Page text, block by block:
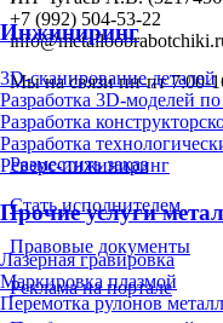
Инжиниринг
3D-сканирование деталей
Разработка 3D-моделей
Разработка
Разработка
Реверс-инжиниринг
Прочие услуги
Лазерная гравировка
Маркировка плазмой
Перемотка рулонов
+7 (992) 504-53-22
Мы на связи пн-пт 7:00-
Разместить заказ
Стать исполнителем
Правовые документы
Реклама на портале